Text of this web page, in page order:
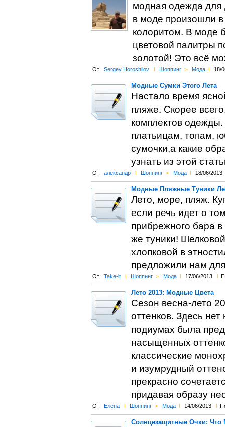
модная одежда
в моде произошли
колоритом. В моде
цветовой палитры
золотой! Это всё
От: Sergey Horoshilov l Шоппинг > Мода l 18/
Модные Сумки Этого Лета
Настало время
пляже. Скорее
комплектов
платьицам, топам,
сумочки,а какие
узнать из этой
От: александр l Шоппинг > Мода l 18/06/2013
Модные Пляжные Туники
Лето, море, пляж.
если речь идет о
прибрежного бара
же туники!
хлопковой в
предложили нам
От: Take-it l Шоппинг > Мода l 17/06/2013 l
Лето 2013: Модные Цвета
Сезон весна-лето
оттенков. Здесь
подиумах была
насыщенных
классические
и изумрудный
прекрасно
придавая образу
От: Елена l Шоппинг > Мода l 14/06/2013 l
Солнцезащитные Очки: